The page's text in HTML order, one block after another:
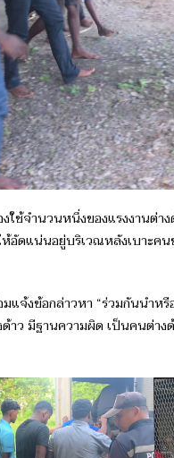
จำนวนหนึ่งของแรงงานต่า
ห้อัดแน่นอยู่บริเวณหลังเบาะ
จ้งข้อกล่าวหา “ร่วมกันนำหรื
ว มีฐานความผิด เป็นคนต่าง